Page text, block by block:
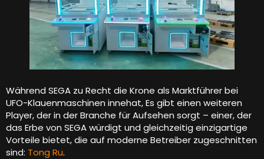
Während SEGA zu Recht die Krone als Marktführer bei
UFO-Klauenmaschinen innehat, Es gibt einen weiteren
Player, der in der Branche für Aufsehen sorgt – einer, der
das Erbe von SEGA würdigt und gleichzeitig einzigartige
Vorteile bietet, die auf moderne Betreiber zugeschnitten
sind: Tong Ru.